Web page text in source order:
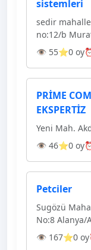
sistemleri
sedir
no:12/b
👁 55⭐0 oy
PRİME
EKSPERTİZ
Yeni Mah.
👁 46⭐0 oy
Petciler
Sugözü
No:8 Alanya/
👁 167⭐0 oy